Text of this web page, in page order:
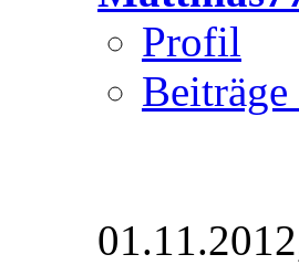
Profil
Beiträge